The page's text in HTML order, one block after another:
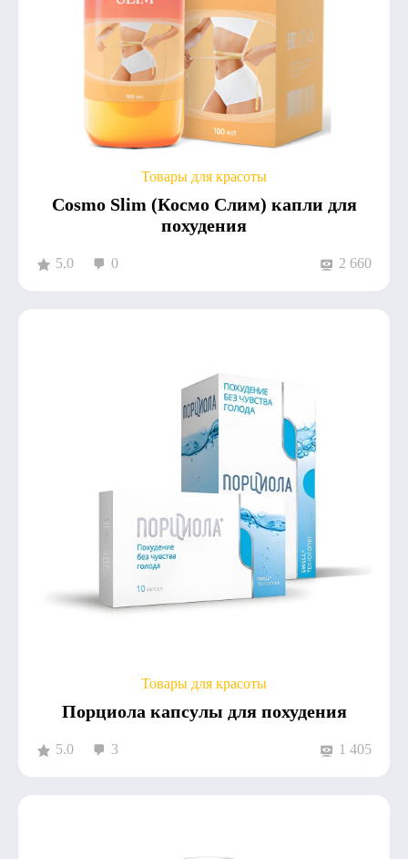
Товары для красоты
Cosmo Slim (Космо Слим) капли для
похудения
5.0 0 2 660
Товары для красоты
Порциола капсулы для похудения
5.0 3 1 405